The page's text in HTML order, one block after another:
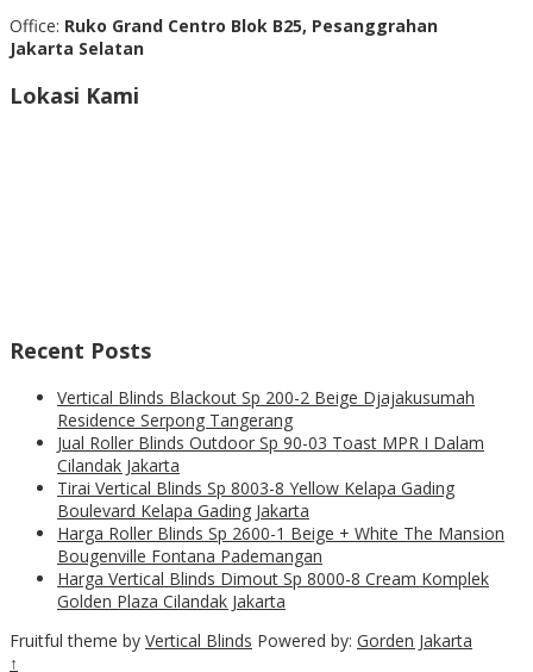
Office: Ruko Grand Centro Blok B25, Pesanggrahan
Jakarta Selatan
Lokasi Kami
Recent Posts
Vertical Blinds Blackout Sp 200-2 Beige Djajakusumah
Residence Serpong Tangerang
Jual Roller Blinds Outdoor Sp 90-03 Toast MPR I Dalam
Cilandak Jakarta
Tirai Vertical Blinds Sp 8003-8 Yellow Kelapa Gading
Boulevard Kelapa Gading Jakarta
Harga Roller Blinds Sp 2600-1 Beige + White The Mansion
Bougenville Fontana Pademangan
Harga Vertical Blinds Dimout Sp 8000-8 Cream Komplek
Golden Plaza Cilandak Jakarta
Fruitful theme by Vertical Blinds Powered by: Gorden Jakarta
↑